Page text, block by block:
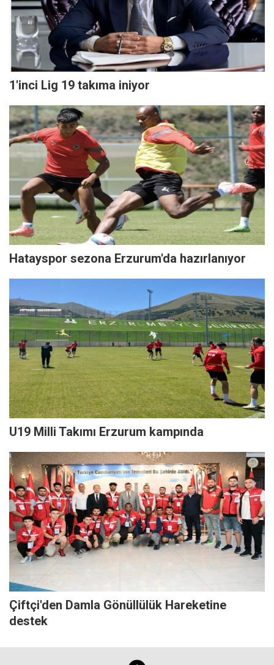
1'inci Lig 19 takıma iniyor
Hatayspor sezona Erzurum'da hazırlanıyor
U19 Milli Takımı Erzurum kampında
Çiftçi'den Damla Gönüllülük Hareketine
destek